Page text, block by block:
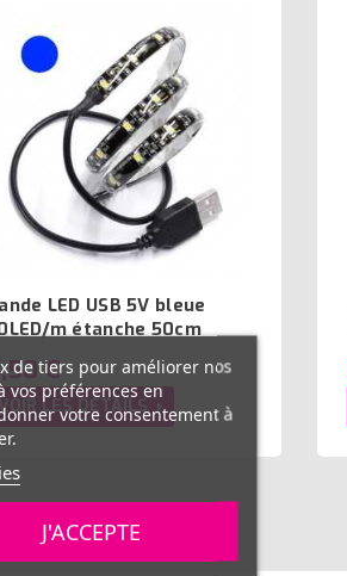
LED USB 5V bleue
m étanche 50cm
€
VOIR LES DÉTAILS
de tiers pour améliorer nos
vos préférences en
votre consentement à
J'ACCEPTE